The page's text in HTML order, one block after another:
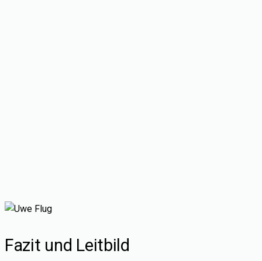
Fazit und Leitbild